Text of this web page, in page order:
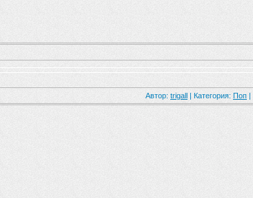
Автор: trigall | Категория: Поп |